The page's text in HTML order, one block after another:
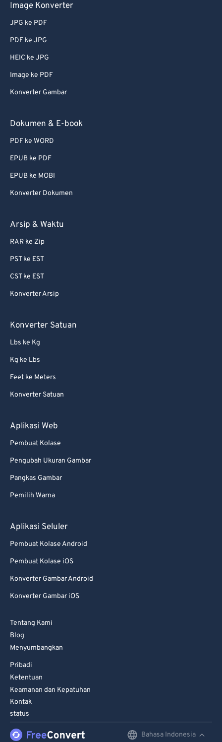
Image Konverter
JPG ke PDF
PDF ke JPG
HEIC ke JPG
Image ke PDF
Konverter Gambar
Dokumen & E-book
PDF ke WORD
EPUB ke PDF
EPUB ke MOBI
Konverter Dokumen
Arsip & Waktu
RAR ke Zip
PST ke EST
CST ke EST
Konverter Arsip
Konverter Satuan
Lbs ke Kg
Kg ke Lbs
Feet ke Meters
Konverter Satuan
Aplikasi Web
Pembuat Kolase
Pengubah Ukuran Gambar
Pangkas Gambar
Pemilih Warna
Aplikasi Seluler
Pembuat Kolase Android
Pembuat Kolase iOS
Konverter Gambar Android
Konverter Gambar iOS
Tentang Kami
Blog
Menyumbangkan
Pribadi
Ketentuan
Keamanan dan Kepatuhan
Kontak
status
Bahasa Indonesia